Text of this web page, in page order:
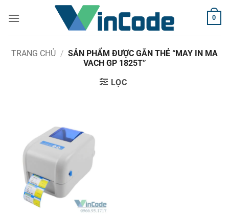
qua
0
TRANG CHỦ / SẢN PHẨM ĐƯỢC GẮN THẺ “MAY IN MA
VACH GP 1825T”
LỌC